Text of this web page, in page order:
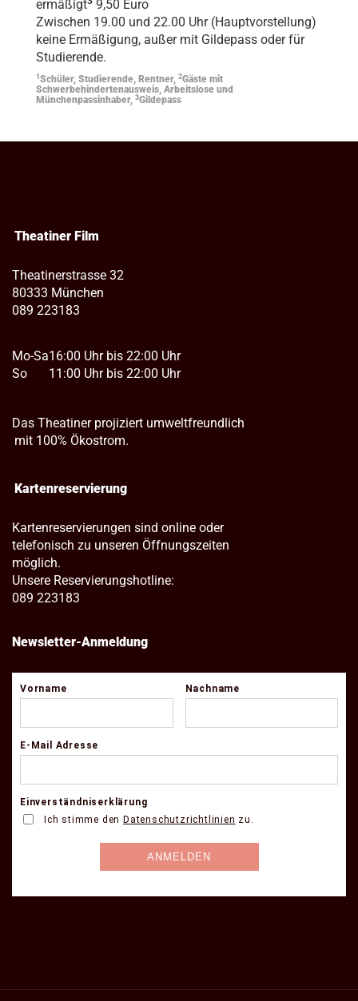
ermäßigt 9,50 Euro
Zwischen 19.00 und 22.00 Uhr (Hauptvorstellung)
keine Ermäßigung, außer mit Gildepass oder für
Studierende.
1 Schüler, Studierende, Rentner, 2Gäste mit
Schwerbehindertenausweis, Arbeitslose und
Münchenpassinhaber, 3Gildepass
Theatiner Film
Theatinerstrasse 32
80333 München
089 223183
Mo-Sa
So
16:00 Uhr bis 22:00 Uhr
11:00 Uhr bis 22:00 Uhr
Das Theatiner projiziert umweltfreundlich
mit 100% Ökostrom.
Kartenreservierung
Kartenreservierungen sind online oder
telefonisch zu unseren Öffnungszeiten
möglich.
Unsere Reservierungshotline:
089 223183
Newsletter-Anmeldung